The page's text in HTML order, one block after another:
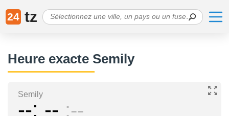
24 tz
Heure exacte Semily
Semily
-- -- --